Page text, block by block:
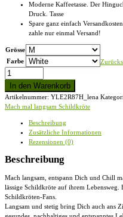
Moderne Kaffeetasse. Der
Druck. Tasse
Spare ganz einfach
zahle nur einmal Versand!
Grösse
Farbe
Mach
mal
langsam
Schildkröte
-
In den Warenkorb
Artikelnummer: YLE2R87H_lena
Mach mal langsam Schildkröte
Beschreibung
Zusätzliche Informationen
Rezensionen (0)
Beschreibung
Mach langsam, entspann Dich und Chill
lässige Schildkröte auf ihrem
Schildkröten-Fans.
Langsam und stetig bring Dich auch ans